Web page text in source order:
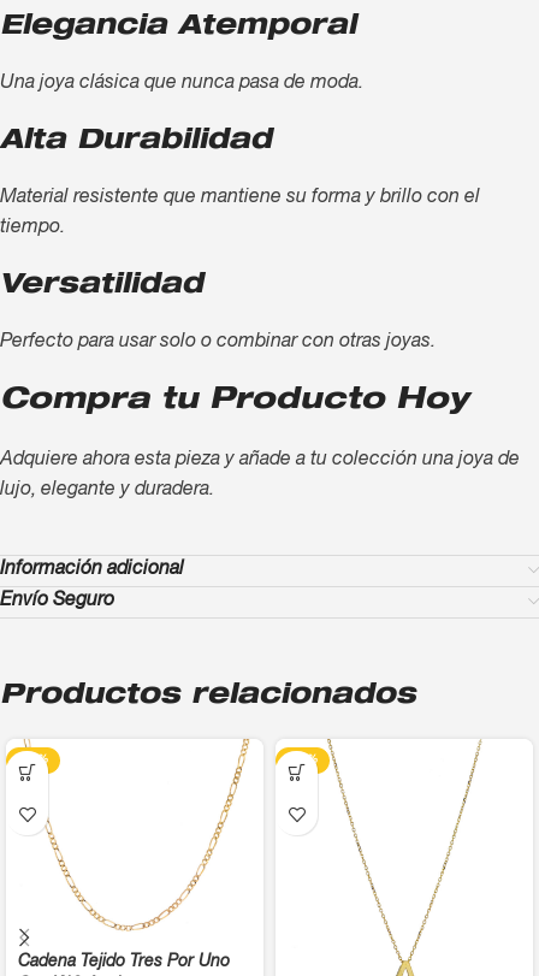
Elegancia Atemporal
Una joya clásica que nunca pasa de moda.
Alta Durabilidad
Material resistente que mantiene su forma y brillo con el
tiempo.
Versatilidad
Perfecto para usar solo o combinar con otras joyas.
Compra tu Producto Hoy
Adquiere ahora esta pieza y añade a tu colección una joya de
lujo, elegante y duradera.
Información adicional
Envío Seguro
Productos relacionados
-13%
Cadena Tejido Tres Por Uno
-13%